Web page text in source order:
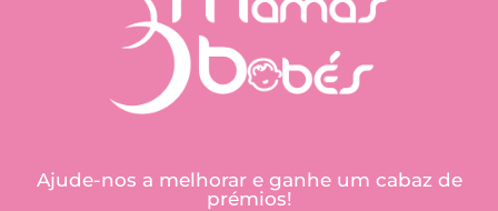
Ajude-nos a melhorar e ganhe um cabaz de
prémios!